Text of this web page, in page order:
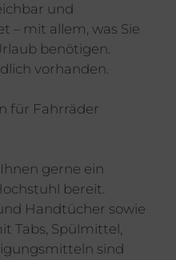
und
– mit allem, was Sie
benötigen.
vorhanden.
für Fahrräder
gerne ein
bereit.
Handtücher sowie
Tabs, Spülmittel,
sind